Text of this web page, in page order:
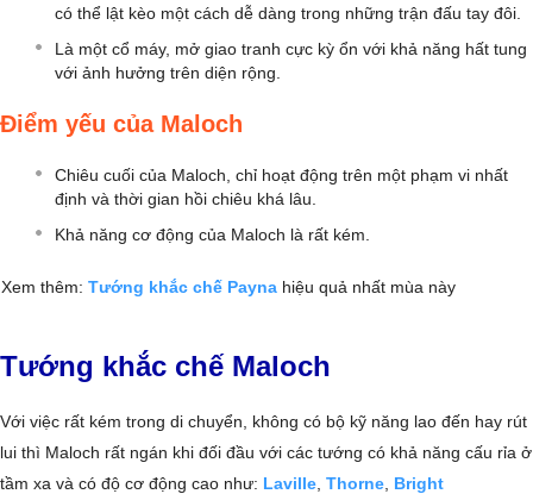
có thể lật kèo một cách dễ dàng trong những trận đấu tay đôi.
Là một cổ máy, mở giao tranh cực kỳ ổn với khả năng hất tung
với ảnh hưởng trên diện rộng.
Điểm yếu của Maloch
Chiêu cuối của Maloch, chỉ hoạt động trên một phạm vi nhất
định và thời gian hồi chiêu khá lâu.
Khả năng cơ động của Maloch là rất kém.
Xem thêm: Tướng khắc chế Payna hiệu quả nhất mùa này
Tướng khắc chế Maloch
Với việc rất kém trong di chuyển, không có bộ kỹ năng lao đến hay rút
lui thì Maloch rất ngán khi đối đầu với các tướng có khả năng cấu rỉa ở
tầm xa và có độ cơ động cao như: Laville Thorne Bright